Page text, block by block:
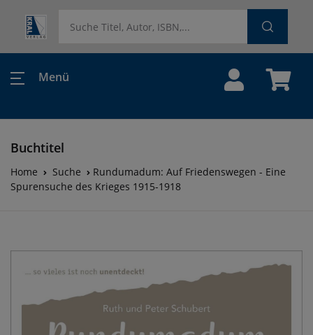
Menü
Buchtitel
Home Suche
Rundumadum: Auf Friedenswegen - Eine
Spurensuche des Krieges 1915-1918